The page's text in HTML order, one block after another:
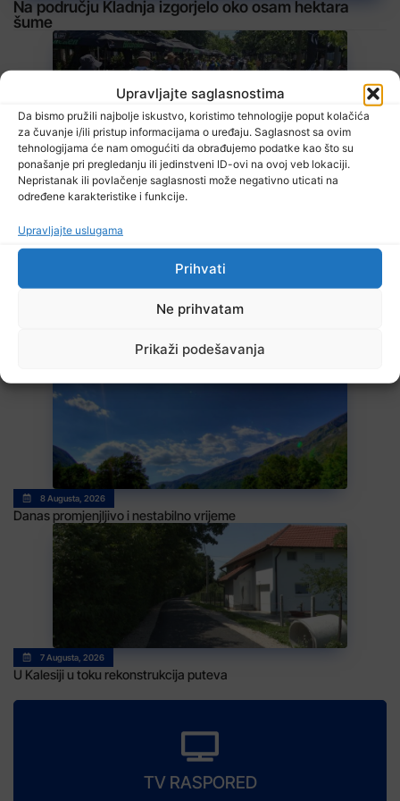
Upravljajte saglasnostima
Da bismo pružili najbolje iskustvo, koristimo tehnologije poput kolačića
za čuvanje i/ili pristup informacijama o uređaju. Saglasnost sa ovim
tehnologijama će nam omogućiti da obrađujemo podatke kao što su
ponašanje pri pregledanju ili jedinstveni ID-ovi na ovoj veb lokaciji.
Nepristanak ili povlačenje saglasnosti može negativno uticati na
određene karakteristike i funkcije.
Upravljajte uslugama
Prihvati
Ne prihvatam
Prikaži podešavanja
Na području Kladnja izgorjelo oko osam hektara
šume
8 Augusta, 2026
U BiH u prvih šest mjeseci 2026. manje turističkih dolazaka, ali
više noćenja
BIHAMK: Pojačana frekvencija vozila
8 Augusta, 2026
Danas promjenjljivo i nestabilno vrijeme
7 Augusta, 2026
U Kalesiji u toku rekonstrukcija puteva
TV RASPORED